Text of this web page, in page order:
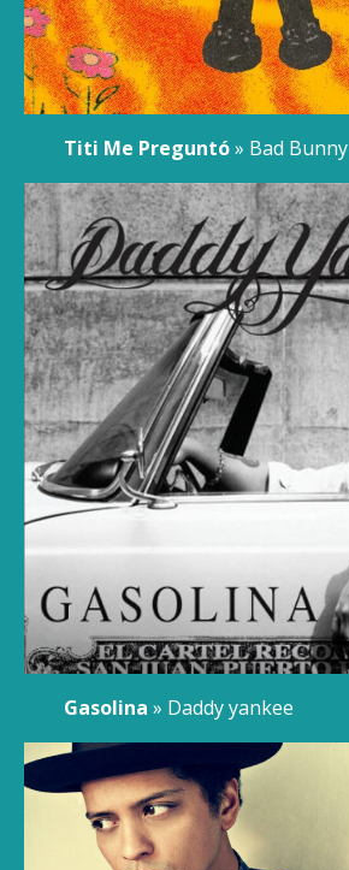
Titi Me Preguntó» Bad Bunny
Gasolina » Daddy yankee